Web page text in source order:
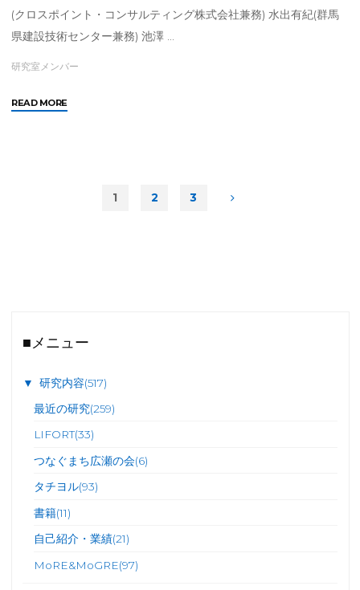
(クロスポイント・コンサルティング株式会社兼務) 水出有紀(群馬
県建設技術センター兼務) 池澤 …
研究室メンバー
READ MORE"2019
ー
ジ
り
1 2 3
■メニュー
▼ 研究内容(517)
最近の研究(259)
LIFORT(33)
つなぐまち広瀬の会(6)
タチヨル(93)
書籍(11)
自己紹介・業績(21)
MoRE&MoGRE(97)